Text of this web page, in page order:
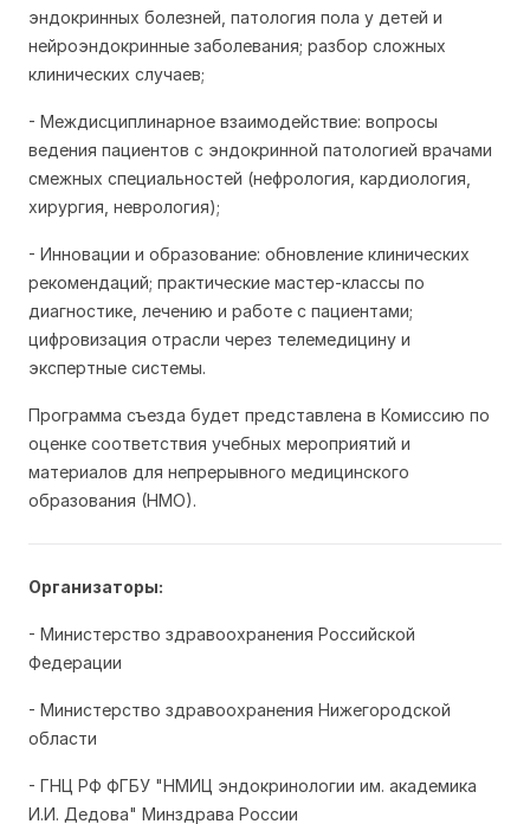
эндокринных болезней, патология пола у детей и
нейроэндокринные заболевания; разбор сложных
клинических случаев;
- Междисциплинарное взаимодействие: вопросы
ведения пациентов с эндокринной патологией врачами
смежных специальностей (нефрология, кардиология,
хирургия, неврология);
- Инновации и образование: обновление клинических
рекомендаций; практические мастер-классы по
диагностике, лечению и работе с пациентами;
цифровизация отрасли через телемедицину и
экспертные системы.
Программа съезда будет представлена в Комиссию по
оценке соответствия учебных мероприятий и
материалов для непрерывного медицинского
образования (НМО).
Организаторы:
- Министерство здравоохранения Российской
Федерации
- Министерство здравоохранения Нижегородской
области
- ГНЦ РФ ФГБУ "НМИЦ эндокринологии им. академика
И.И. Дедова" Минздрава России